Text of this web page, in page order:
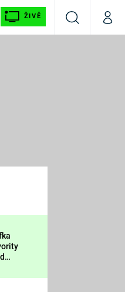
ŽIVĚ
VyhledáváníMůj